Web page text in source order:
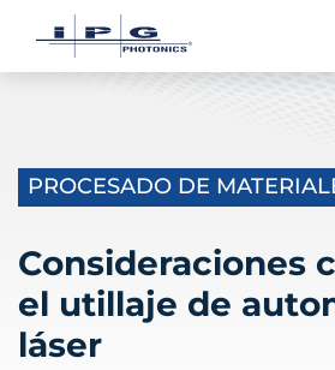
PROCESADO DE
Consideraciones
el utillaje de
láser